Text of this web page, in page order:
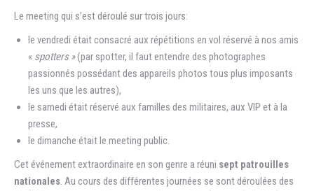
Le meeting qui s’est déroulé sur trois jours:
le vendredi était consacré aux répétitions en vol réservé à nos amis
« spotters »(par spotter, il faut entendre des photographes
passionnés possédant des appareils photos tous plus imposants
les uns que les autres),
le samedi était réservé aux familles des militaires, aux VIP et à la
presse,
le dimanche était le meeting public.
Cet événement extraordinaire en son genre a réuni sept patrouilles
nationales. Au cours des différentes journées se sont déroulées des